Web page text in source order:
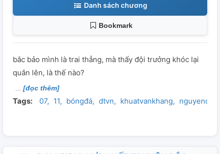
Danh sách chương
Bookmark
bắc bảo mình là trai thẳng, mà thấy đội trưởng khóc lại
quắn lên, là thế nào?
[đọc thêm]
Tags: 07 11 bóngđá dtvn khuatvankhang